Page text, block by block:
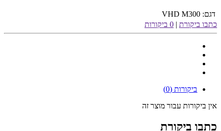
דגם: VHD M300
כתבו ביקורת | 0 ביקורות
ביקורות (0)
אין ביקורות עבור מוצר זה
כתבו ביקורת